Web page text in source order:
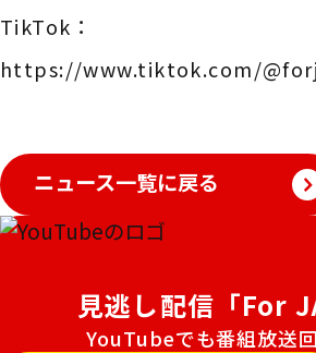
TikTok：
https://www.tiktok.com/
ニュース一覧に戻る
見逃し配信「For
YouTubeでも番組放送